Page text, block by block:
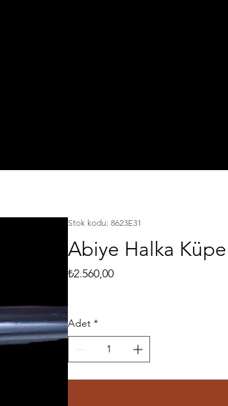
Stok kodu: 8623E31
Abiye Halka Küpe
₺2.560,00Fiyat
Adet *